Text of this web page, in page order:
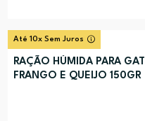
Até 10x Sem Juros
RAÇÃO HÚMIDA PARA
FRANGO E QUEIJO 150GR